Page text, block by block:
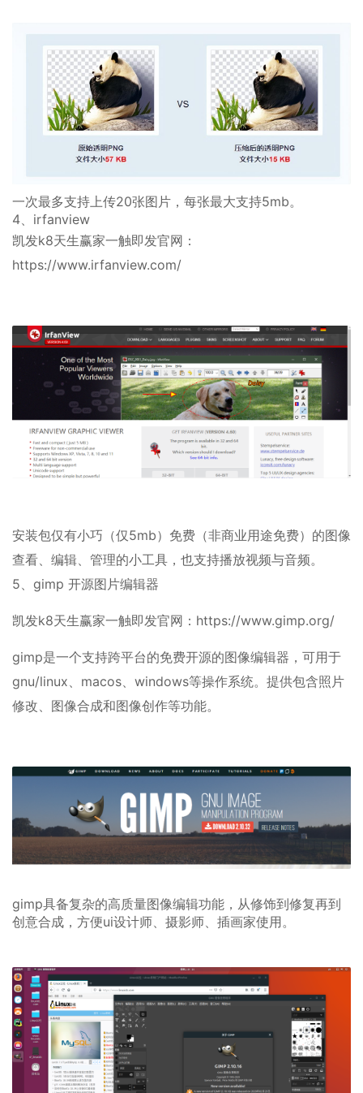
一次最多支持上传20张图片，每张最大支持5mb。
4、irfanview
凯发k8天生赢家一触即发官网：
https://www.irfanview.com/
安装包仅有小巧（仅5mb）免费（非商业用途免费）的图像
查看、编辑、管理的小工具，也支持播放视频与音频。
5、gimp 开源图片编辑器
凯发k8天生赢家一触即发官网：https://www.gimp.org/
gimp是一个支持跨平台的免费开源的图像编辑器，可用于
gnu/linux、macos、windows等操作系统。提供包含照片
修改、图像合成和图像创作等功能。
gimp具备复杂的高质量图像编辑功能，从修饰到修复再到
创意合成，方便ui设计师、摄影师、插画家使用。